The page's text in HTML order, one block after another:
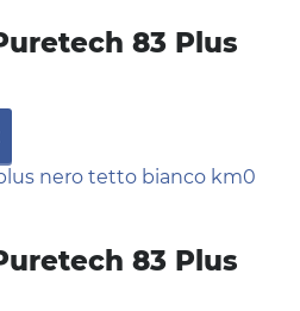
83 Plus
83 Plus